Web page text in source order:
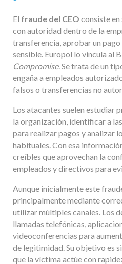
El fraude del CEO consiste en
con autoridad dentro de la
transferencia, aprobar un
sensible. Europol lo vincula al
Compromise. Se trata de un
engaña a empleados
falsos o transferencias no
Los atacantes suelen estudiar
la organización, identificar a
para realizar pagos y analizar
habituales. Con esa
creíbles que aprovechan la
empleados y directivos para
Aunque inicialmente este
principalmente mediante
utilizar múltiples canales. Los
llamadas telefónicas,
videoconferencias para
de legitimidad. Su objetivo es
que la víctima actúe con